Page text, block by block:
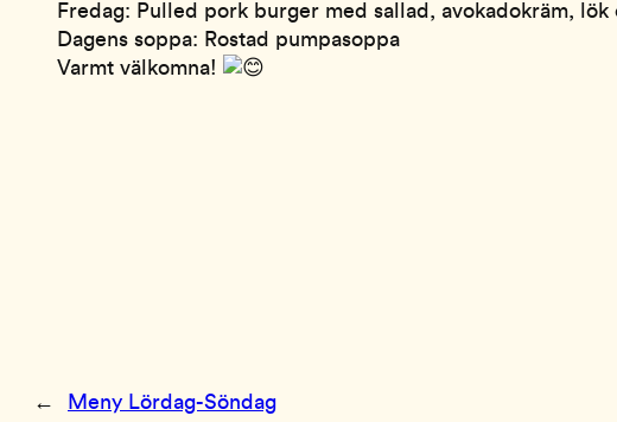
Fredag: Pulled pork burger med sallad, avokadokräm, lök
Dagens soppa: Rostad pumpasoppa
Varmt välkomna!
← Meny Lördag-Söndag